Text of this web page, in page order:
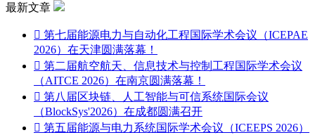
最新文章
 第七届能源电力与自动化工程国际学术会议（ICEPAE
2026）在天津圆满落幕！
 第二届航空航天、信息技术与控制工程国际学术会议
（AITCE 2026）在南京圆满落幕！
 第八届区块链、人工智能与可信系统国际会议
（BlockSys'2026）在成都圆满召开
 第五届能源与电力系统国际学术会议（ICEEPS 2026）